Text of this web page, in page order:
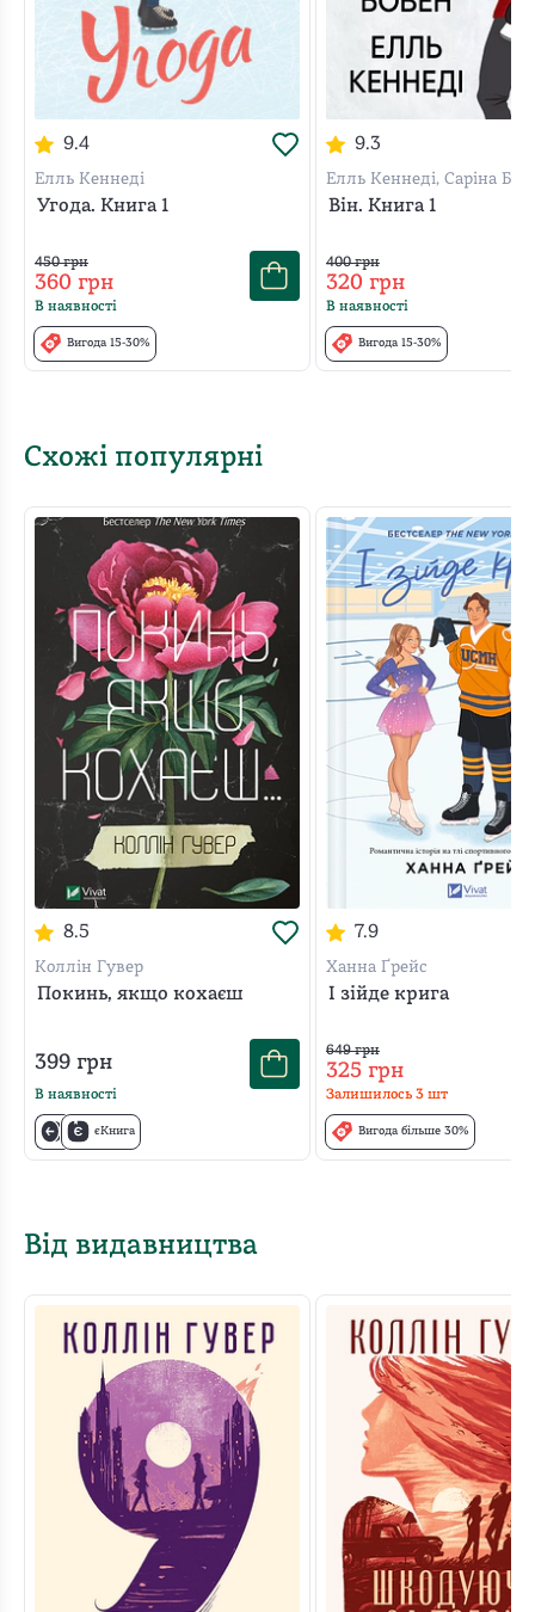
9.4
Елль Кеннеді
Угода. Книга 1
450грн
360 грн
В наявності
Вигода 15-30%
9.3
Елль Кеннеді, Саріна
Він. Книга 1
400грн
320грн
В наявності
Вигода 15-30%
Схожі популярні
8.5
Коллін Гувер
Покинь, якщо кохаєш
399 грн
В наявності
єКнига
7.9
Ханна Ґрейс
І зійде крига
649грн
325грн
Залишилось 3шт
Вигода більше 30%
Від видавництва